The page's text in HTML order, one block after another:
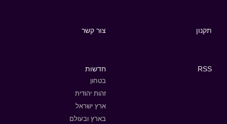
תקנון צור קשר
RSS חדשות
בטחון
זהות יהודית
ארץ ישראל
בארץ ובעולם